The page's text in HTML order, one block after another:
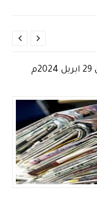

